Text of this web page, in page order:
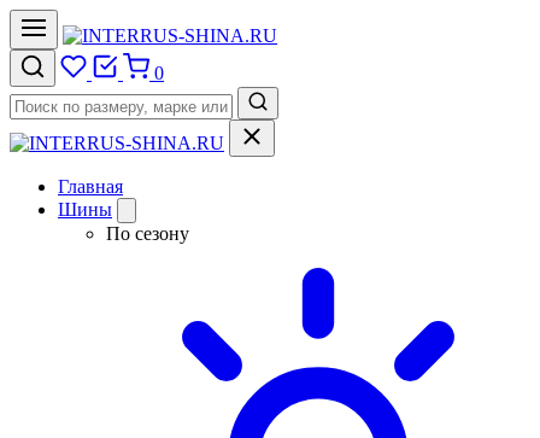
0
Главная
Шины
По сезону